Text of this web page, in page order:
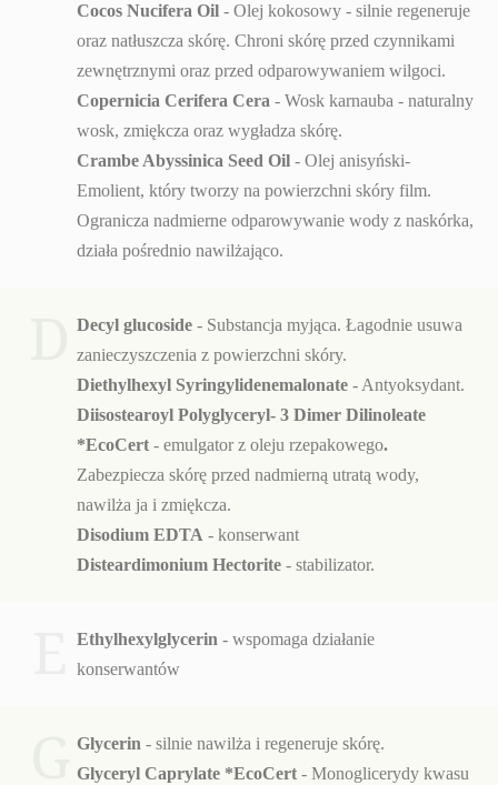
Cocos Nucifera Oil - Olej kokosowy - silnie regeneruje
oraz natłuszcza skórę. Chroni skórę przed czynnikami
zewnętrznymi oraz przed odparowywaniem wilgoci.
Copernicia Cerifera Cera - Wosk karnauba - naturalny
wosk, zmiękcza oraz wygładza skórę.
Crambe Abyssinica Seed Oil - Olej anisyński-
Emolient, który tworzy na powierzchni skóry film.
Ogranicza nadmierne odparowywanie wody z naskórka,
działa pośrednio nawilżająco.
Decyl glucoside - Substancja myjąca. Łagodnie usuwa
zanieczyszczenia z powierzchni skóry.
Diethylhexyl Syringylidenemalonate - Antyoksydant.
Diisostearoyl Polyglyceryl- 3 Dimer Dilinoleate
*EcoCert - emulgator z oleju rzepakowego.
Zabezpiecza skórę przed nadmierną utratą wody,
nawilża ja i zmiękcza.
Disodium EDTA - konserwant
Disteardimonium Hectorite - stabilizator.
Ethylhexylglycerin - wspomaga działanie
konserwantów
Glycerin - silnie nawilża i regeneruje skórę.
Glyceryl Caprylate *EcoCert - Monoglicerydy kwasu